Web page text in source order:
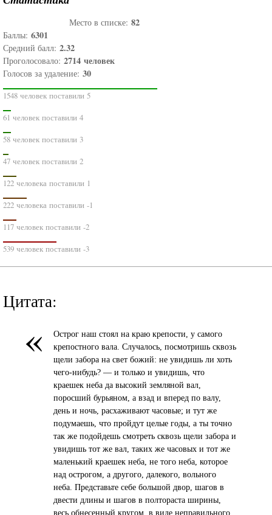
Место в списке: 82
Баллы: 6301
Средний балл: 2.32
Проголосовало: 2714 человек
Голосов за удаление: 30
1548 человек поставили 5
61 человек поставили 4
58 человек поставили 3
47 человек поставили 2
122 человека поставили 1
222 человека поставили -1
117 человек поставили -2
539 человек поставили -3
Цитата:
«
Острог наш стоял на краю крепости, у самого
крепостного вала. Случалось, посмотришь сквозь
щели забора на свет божий: не увидишь ли хоть
чего-нибудь? — и только и увидишь, что
краешек неба да высокий земляной вал,
поросший бурьяном, а взад и вперед по валу,
день и ночь, расхаживают часовые; и тут же
подумаешь, что пройдут целые годы, а ты точно
так же подойдешь смотреть сквозь щели забора и
увидишь тот же вал, таких же часовых и тот же
маленький краешек неба, не того неба, которое
над острогом, а другого, далекого, вольного
неба. Представьте себе большой двор, шагов в
двести длины и шагов в полтораста ширины,
весь обнесенный кругом, в виде неправильного